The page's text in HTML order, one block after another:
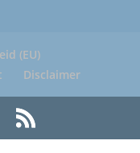
(EU)
Disclaimer